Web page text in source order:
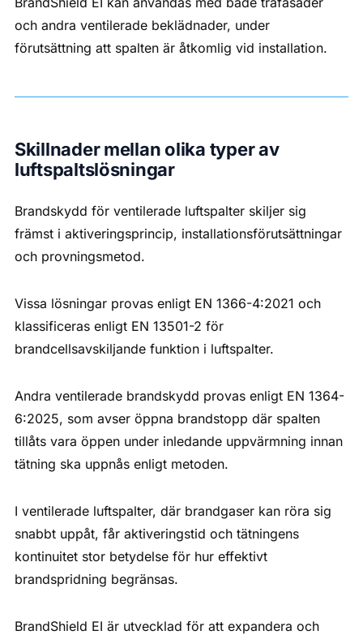
och andra ventilerade beklädnader, under
förutsättning att spalten är åtkomlig vid installation.
Skillnader mellan olika typer av
luftspaltslösningar
Brandskydd för ventilerade luftspalter skiljer sig
främst i aktiveringsprincip, installationsförutsättningar
och provningsmetod.
Vissa lösningar provas enligt EN 1366-4:2021 och
klassificeras enligt EN 13501-2 för
brandcellsavskiljande funktion i luftspalter.
Andra ventilerade brandskydd provas enligt EN 1364-
6:2025, som avser öppna brandstopp där spalten
tillåts vara öppen under inledande uppvärmning innan
tätning ska uppnås enligt metoden.
I ventilerade luftspalter, där brandgaser kan röra sig
snabbt uppåt, får aktiveringstid och tätningens
kontinuitet stor betydelse för hur effektivt
brandspridning begränsas.
BrandShield EI är utvecklad för att expandera och